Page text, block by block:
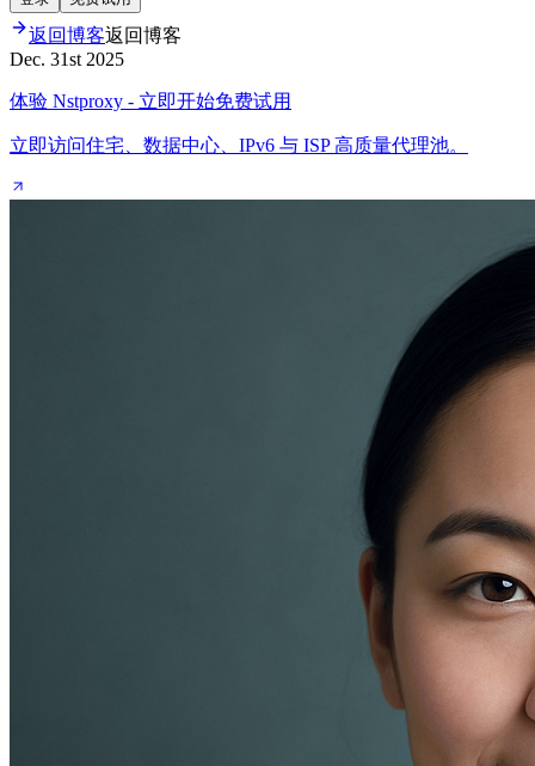
返回博客返回博客
Dec. 31st 2025
体验 Nstproxy - 立即开始免费试用
立即访问住宅、数据中心、IPv6 与 ISP 高质量代理池。